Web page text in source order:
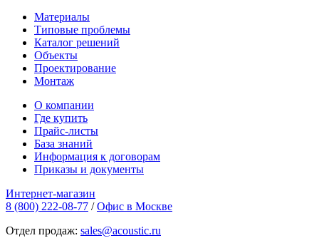
Материалы
Типовые проблемы
Каталог решений
Объекты
Проектирование
Монтаж
О компании
Где купить
Прайс-листы
База знаний
Информация к договорам
Приказы и документы
Интернет-магазин
8 (800) 222-08-77 / Офис в Москве
Отдел продаж: sales@acoustic.ru